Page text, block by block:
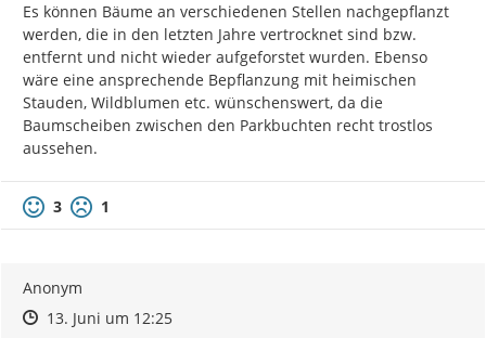
Es können Bäume an verschiedenen Stellen nachgepflanzt
werden, die in den letzten Jahre vertrocknet sind bzw.
entfernt und nicht wieder aufgeforstet wurden. Ebenso
wäre eine ansprechende Bepflanzung mit heimischen
Stauden, Wildblumen etc. wünschenswert, da die
Baumscheiben zwischen den Parkbuchten recht trostlos
aussehen.
3 1
Anonym
Zeitpunkt des Erstellens
Zeitpunkt des Erstellens
13. Juni um 12:25Zur Äußerung